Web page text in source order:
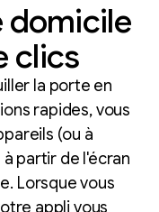
domicile
clics
la porte en
rapides, vous
(ou à
partir de l'écran
Lorsque vous
appli vous